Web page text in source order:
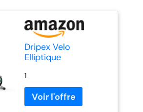
Dripex Velo
Elliptique
1